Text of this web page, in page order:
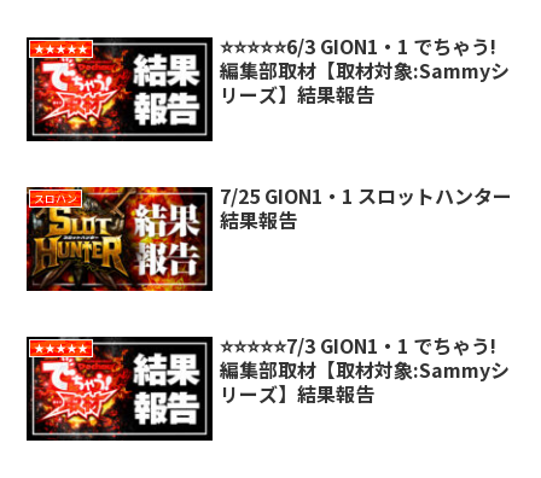
★★★★★
⭐️⭐️⭐️⭐️⭐️6/3 GION1・1 でちゃう!
編集部取材【取材対象:Sammyシ
リーズ】結果報告
スロハン
7/25 GION1・1 スロットハンター
結果報告
★★★★★
⭐️⭐️⭐️⭐️⭐️7/3 GION1・1 でちゃう!
編集部取材【取材対象:Sammyシ
リーズ】結果報告